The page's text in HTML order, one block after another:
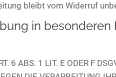
bleibt vom Widerruf
in besonderen
6 ABS. 1 LIT. E ODER F